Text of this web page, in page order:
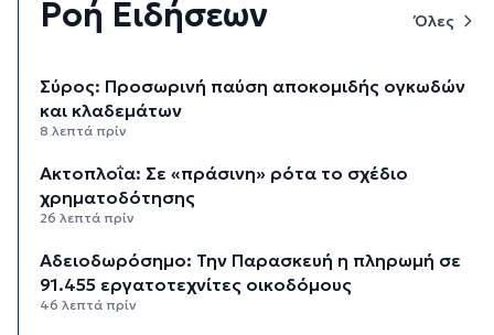
Ροή Ειδήσεων Όλες
Σύρος: Προσωρινή παύση αποκομιδής ογκωδών
και κλαδεμάτων
8 λεπτά πρίν
Aκτοπλοΐα: Σε «πράσινη» ρότα το σχέδιο
χρηματοδότησης
26 λεπτά πρίν
Αδειοδωρόσημο: Την Παρασκευή η πληρωμή σε
91.455 εργατοτεχνίτες οικοδόμους
46 λεπτά πρίν